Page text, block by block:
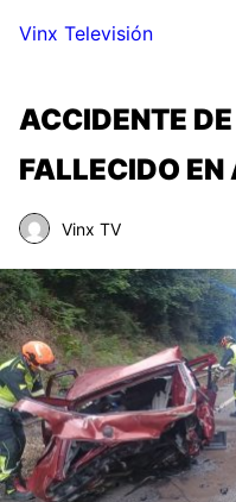
Vinx Televisión
ACCIDENTE
FALLECIDO EN
Vinx TV